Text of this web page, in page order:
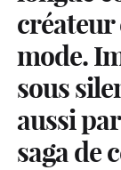
créateur
mode.
sous
aussi
saga de